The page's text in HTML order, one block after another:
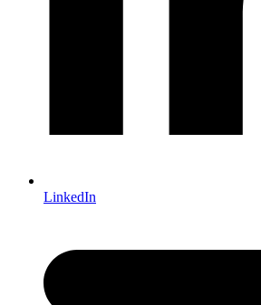
LinkedIn